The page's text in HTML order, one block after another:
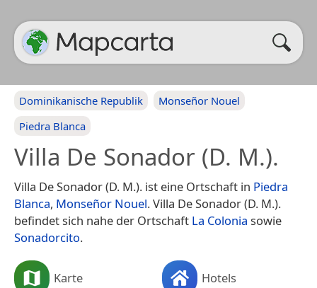
Dominikanische Republik
Monseñor Nouel
Piedra Blanca
Villa De Sonador (D. M.).
Villa De Sonador (D. M.). ist eine Ortschaft in Piedra
Blanca, Monseñor Nouel. Villa De Sonador (D. M.).
befindet sich nahe der Ortschaft La Colonia sowie
Sonadorcito.
Karte Hotels